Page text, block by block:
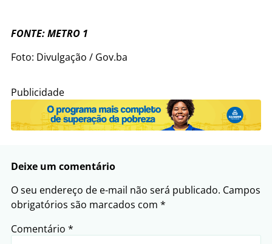
FONTE: METRO 1
Foto: Divulgação / Gov.ba
Publicidade
Deixe um comentário
O seu endereço de e-mail não será publicado. Campos
obrigatórios são marcados com *
Comentário *